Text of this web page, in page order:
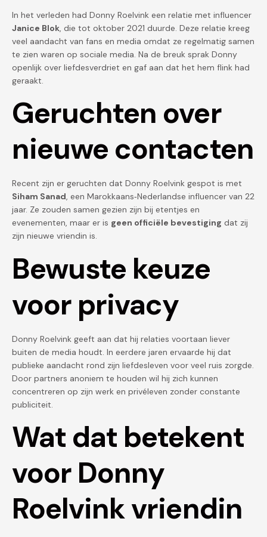
In het verleden had Donny Roelvink een relatie met influencer
Janice Blok, die tot oktober 2021 duurde. Deze relatie kreeg
veel aandacht van fans en media omdat ze regelmatig samen
te zien waren op sociale media. Na de breuk sprak Donny
openlijk over liefdesverdriet en gaf aan dat het hem flink had
geraakt.
Geruchten over
nieuwe contacten
Recent zijn er geruchten dat Donny Roelvink gespot is met
Siham Sanad, een Marokkaans‑Nederlandse influencer van 22
jaar. Ze zouden samen gezien zijn bij etentjes en
evenementen, maar er is geen officiële bevestiging dat zij
zijn nieuwe vriendin is.
Bewuste keuze
voor privacy
Donny Roelvink geeft aan dat hij relaties voortaan liever
buiten de media houdt. In eerdere jaren ervaarde hij dat
publieke aandacht rond zijn liefdesleven voor veel ruis zorgde.
Door partners anoniem te houden wil hij zich kunnen
concentreren op zijn werk en privéleven zonder constante
publiciteit.
Wat dat betekent
voor Donny
Roelvink vriendin